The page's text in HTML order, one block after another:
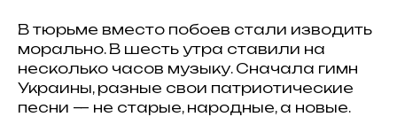
В тюрьме вместо побоев стали изводить
морально. В шесть утра ставили на
несколько часов музыку. Сначала гимн
Украины, разные свои патриотические
песни — не старые, народные, а новые.